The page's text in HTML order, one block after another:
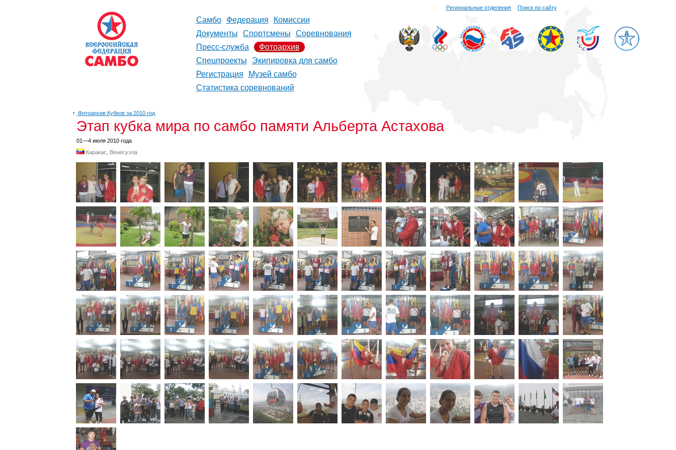
Региональные отделения Поиск по сайту
Самбо Федерация
Комиссии
Документы
Спортсмены
Соревнования
Пресс-служба
Фотоархив
Спецпроекты
Экипировка для самбо
Регистрация
Музей самбо
Статистика соревнований
↑ Фотоархив Кубков за 2010 год
Этап кубка мира по самбо памяти Альберта Астахова
01—4 июля 2010 года
Каракас, Венесуэла